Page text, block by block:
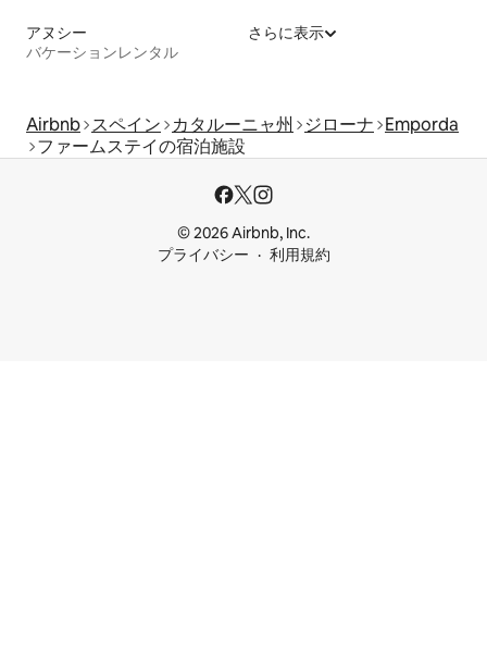
アヌシー
バケーションレンタル
さらに表示
Airbnb スペイン カタルーニャ州 ジローナ Emporda
ファームステイの宿泊施設
© 2026 Airbnb, Inc.
プライバシー
利用規約